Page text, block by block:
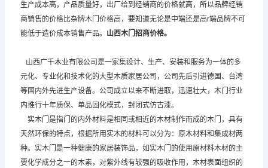
生产成本高，产品质量好，出厂给到经销商的价格就高，所以品牌经销
商销售的价格比杂牌木门价格高，要知道无论是中端还是高r端品牌不可
能低于造价成本销售产品。 山西木门招商价格。
山西广千木业有限公司是一家集设计、生产、安装和服务为一体的多
元化、专业化和技术化的大型木质家居公司，公司先后引进德国、台湾
等国内外先进生产设备。公司成立以来不断进取，迅速壮大，木门行业
内推行十年质保、单品固化模式，封闭式仿古漆。
实木门是指门的内外材料是相同或相近的木材制作而成的木门，具有
天然环保的特点，根据所用实木的材料可以分为：原木材料和集成材两
种。实木门是一种健康的家居装饰品，如实木门的使用原材料木材的主
要化学成分之一的木素，对紫外线有较强的吸收作用，木材表面组织的